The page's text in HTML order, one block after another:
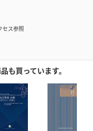
セス参照
も買っています。